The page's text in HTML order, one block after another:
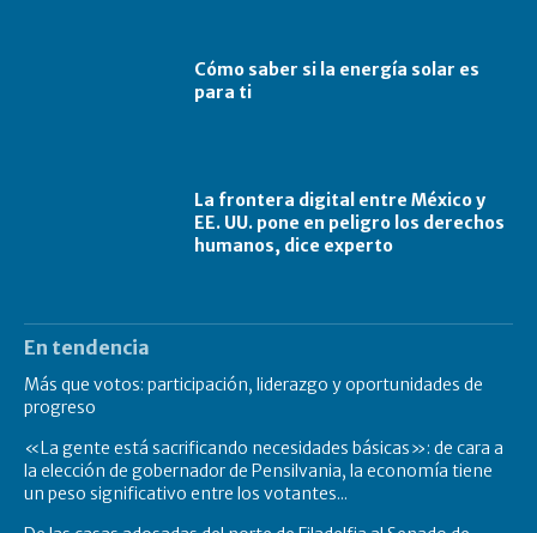
Cómo saber si la energía solar es
para ti
La frontera digital entre México y
EE. UU. pone en peligro los derechos
humanos, dice experto
En tendencia
Más que votos: participación, liderazgo y oportunidades de
progreso
«La gente está sacrificando necesidades básicas»: de cara a
la elección de gobernador de Pensilvania, la economía tiene
un peso significativo entre los votantes...